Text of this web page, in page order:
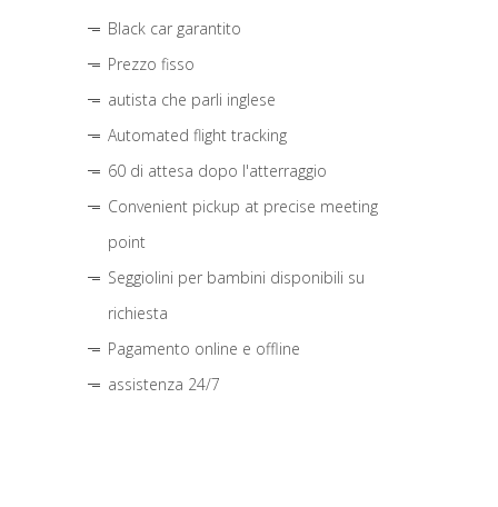
Black car garantito
Prezzo fisso
autista che parli inglese
Automated flight tracking
60 di attesa dopo l'atterraggio
Convenient pickup at precise meeting
point
Seggiolini per bambini disponibili su
richiesta
Pagamento online e offline
assistenza 24/7